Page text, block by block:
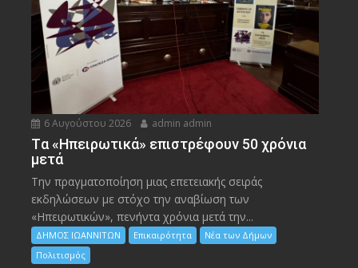
6 Αυγούστου 2026 admin admin
Tα «Ηπειρωτικά» επιστρέφουν 50 χρόνια
μετά
Την πραγματοποίηση μιας επετειακής σειράς
εκδηλώσεων με στόχο την αναβίωση των
«Ηπειρωτικών», πενήντα χρόνια μετά την...
ΔΗΜΟΣ ΙΩΑΝΝΙΤΩΝ Επικαιρότητα
Νέα των Δήμων
Πολιτισμός